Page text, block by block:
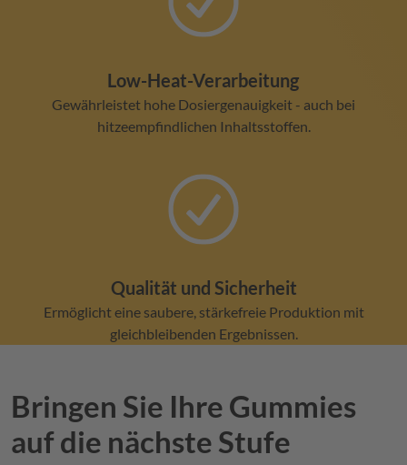
Low-Heat-Verarbeitung
Gewährleistet hohe Dosiergenauigkeit - auch bei
hitzeempfindlichen Inhaltsstoffen.
Qualität und Sicherheit
Ermöglicht eine saubere, stärkefreie Produktion mit
gleichbleibenden Ergebnissen.
Bringen Sie Ihre Gummies
auf die nächste Stufe